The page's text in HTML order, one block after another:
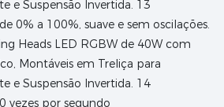
0% a 100%, suave e sem oscilações.
vezes por segundo